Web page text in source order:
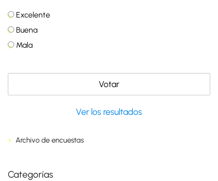
Excelente
Buena
Mala
Ver los resultados
Archivo de encuestas
Categorías